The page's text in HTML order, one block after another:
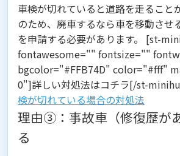
車検が切れていると道路を走ること
のため、廃車するなら車を移動させ
を申請する必要があります。 [st-
fontawesome="" fontsize=""
bgcolor="#FFB74D" color="#fff"
0"]詳しい対処法はコチラ[/st-
検が切れている場合の対処法
理由③：事故車（修復歴が
る